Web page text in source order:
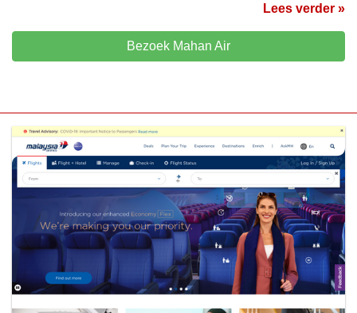
Lees verder »
Bezoek Mahan Air